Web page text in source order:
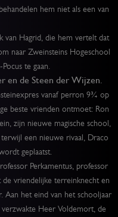
hem niet als een van
van Hagrid, die hem vertelt dat
naar Zweinsteins Hogeschool
te gaan.
en de Steen der Wijzen.
vanaf perron 9¾ op
beste vrienden ontmoet: Ron
zijn nieuwe magische school,
een nieuwe rivaal, Draco
geplaatst.
Perkamentus, professor
de vriendelijke terreinknecht en
Aan het eind van het schooljaar
Heer Voldemort, de